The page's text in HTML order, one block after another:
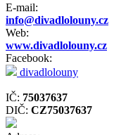
E-mail:
info@divadlolouny.cz
Web:
www.divadlolouny.cz
Facebook:
divadlolouny
IČ: 75037637
DIČ: CZ75037637